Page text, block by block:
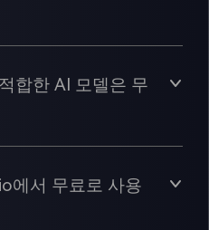
합한 AI 모델은 무
에서 무료로 사용